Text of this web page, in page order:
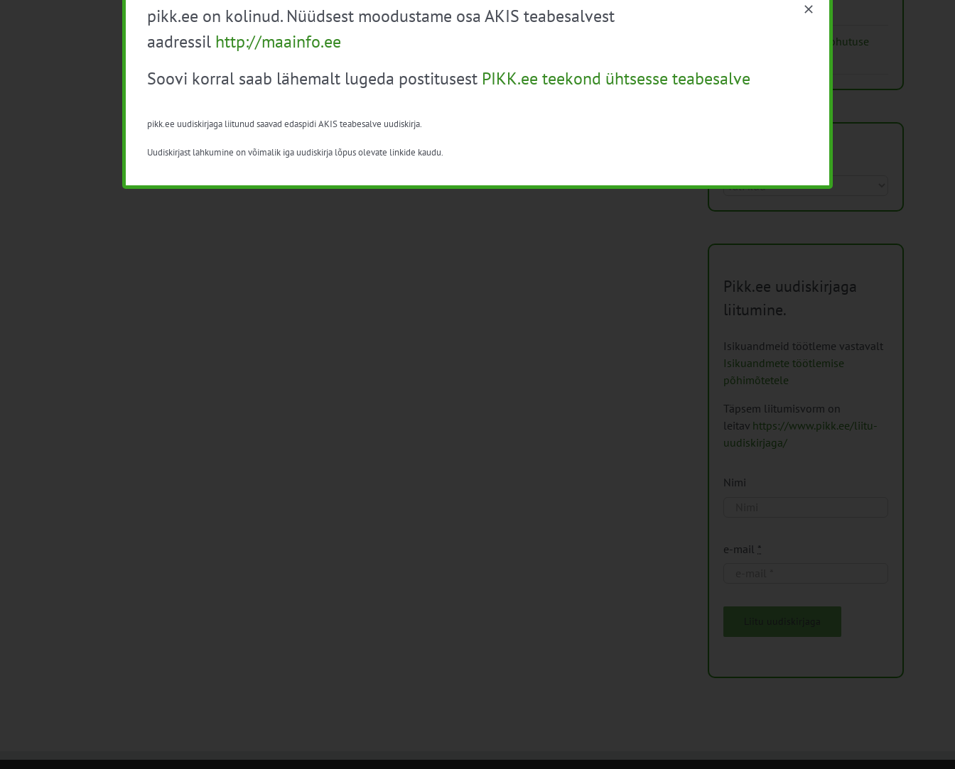
taimekaitsetöödel
Mida näitavad toiduohutuse
Arhiiv
Pikk.ee uudiskirjaga
liitumine.
Isikuandmeid töötleme vastavalt
Isikuandmete töötlemise
põhimõtetele
Täpsem liitumisvorm on
leitav https://www.pikk.ee/liitu-
uudiskirjaga/
Nimi
e-mail *
pikk.ee on kolinud. Nüüdsest moodustame osa AKIS teabesalvest
aadressil http://maainfo.ee
Soovi korral saab lähemalt lugeda postitusest PIKK.ee teekond ühtsesse teabesalve
pikk.ee uudiskirjaga liitunud saavad edaspidi AKIS teabesalve uudiskirja.
Uudiskirjast lahkumine on võimalik iga uudiskirja lõpus olevate linkide kaudu.